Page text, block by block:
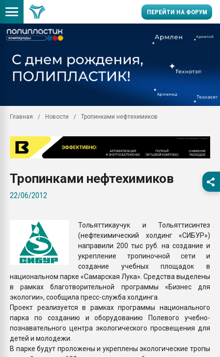
ПЕРЕЙТИ НА ФОРУМ
Вакуум-формовочные
28.07.2026
пластмасс
28.07.2026
Материал
вакуумного
Armaloy PC/ABS-1IM
ПЕРЕЙТИ НА
Главная Новости Тропинками нефтехимиков
Тропинками нефтехимиков
22/06/2012
Тольяттикаучук и Тольяттисинтез
(нефтехимический холдинг «СИБУР»)
направили 200 тыс руб. на создание и
укрепление тропиночной сети и
создание учебных площадок в
национальном парке «Самарская Лука». Средства выделены
в рамках благотворительной программы «Бизнес для
экологии», сообщила пресс-служба холдинга.
Проект реализуется в рамках программы национального
парка по созданию и оборудованию Полевого учебно-
познавательного центра экологического просвещения для
детей и молодежи.
В парке будут проложены и укреплены экологические тропы